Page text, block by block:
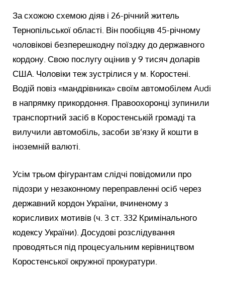
За схожою схемою діяв і 26-річний житель
Тернопільської області. Він пообіцяв 45-річному
чоловікові безперешкодну поїздку до державного
кордону. Свою послугу оцінив у 9 тисяч доларів
США. Чоловіки теж зустрілися у м. Коростені.
Водій повіз «мандрівника» своїм автомобілем Audi
в напрямку прикордоння. Правоохоронці зупинили
транспортний засіб в Коростенській громаді та
вилучили автомобіль, засоби зв’язку й кошти в
іноземній валюті.
Усім трьом фігурантам слідчі повідомили про
підозри у незаконному переправленні осіб через
державний кордон України, вчиненому з
корисливих мотивів (ч. 3 ст. 332 Кримінального
кодексу України). Досудові розслідування
проводяться під процесуальним керівництвом
Коростенської окружної прокуратури.